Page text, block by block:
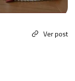
Ver post